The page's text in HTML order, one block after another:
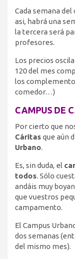
Cada semana
asi, habrá una
la tercera será
profesores.
Los precios
120 del mes
los
comedor…)
CAMPUS DE
Por cierto que
Cáritas que aún
Urbano.
Es, sin duda, el
todos. Sólo
andáis muy
que vuestros
campamento.
El Campus
dos semanas
del mismo mes).